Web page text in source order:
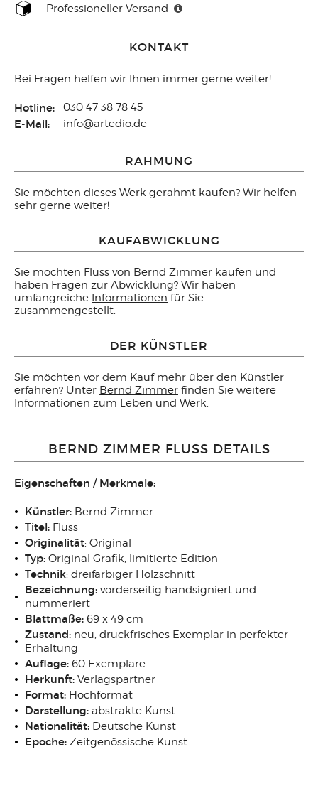
Professioneller Versand
KONTAKT
Bei Fragen helfen wir Ihnen immer gerne weiter!
Hotline: 030 47 38 78 45
E-Mail: info@artedio.de
RAHMUNG
Sie möchten dieses Werk gerahmt kaufen? Wir helfen
sehr gerne weiter!
KAUFABWICKLUNG
Sie möchten Fluss von Bernd Zimmer kaufen und
haben Fragen zur Abwicklung? Wir haben
umfangreiche Informationen für Sie
zusammengestellt.
DER KÜNSTLER
Sie möchten vor dem Kauf mehr über den Künstler
erfahren? Unter Bernd Zimmer finden Sie weitere
Informationen zum Leben und Werk.
BERND ZIMMER FLUSS DETAILS
Eigenschaften / Merkmale:
Künstler: Bernd Zimmer
Titel: Fluss
Originalität: Original
Typ: Original Grafik, limitierte Edition
Technik: dreifarbiger Holzschnitt
Bezeichnung: vorderseitig handsigniert und
nummeriert
Blattmaße: 69 x 49 cm
Zustand: neu, druckfrisches Exemplar in perfekter
Erhaltung
Auflage: 60 Exemplare
Herkunft: Verlagspartner
Format: Hochformat
Darstellung: abstrakte Kunst
Nationalität: Deutsche Kunst
Epoche: Zeitgenössische Kunst